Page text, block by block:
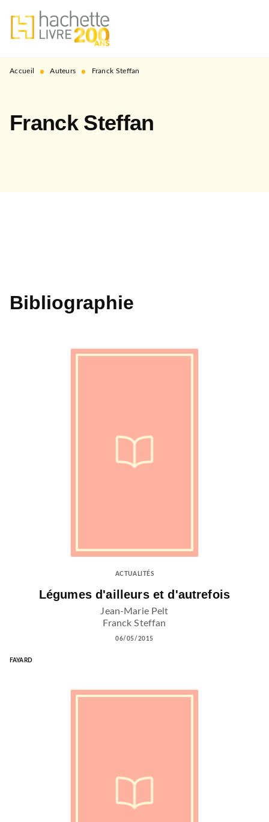
MENU RECHERCHE
PIED DE PAGE
Accueil • Auteurs • Franck Steffan
Franck Steffan
Bibliographie
ACTUALITÉS
Légumes d'ailleurs et d'autrefois
Jean-Marie Pelt
Franck Steffan
06/05/2015
FAYARD